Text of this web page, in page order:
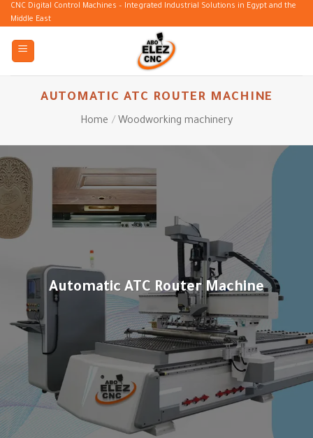
Skip
to
content
CNC Digital Control Machines – Integrated Industrial Solutions in Egypt and the
Middle East
AUTOMATIC ATC ROUTER MACHINE
Home / Woodworking machinery
Automatic ATC Router Machine